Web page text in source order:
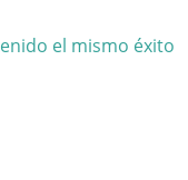
el mismo éxito